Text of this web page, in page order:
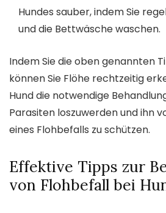
Hundes sauber, indem Sie
und die Bettwäsche waschen.
Indem Sie die oben genannten
können Sie Flöhe rechtzeitig
Hund die notwendige
Parasiten loszuwerden und ihn
eines Flohbefalls zu schützen.
Effektive Tipps zur
von Flohbefall bei